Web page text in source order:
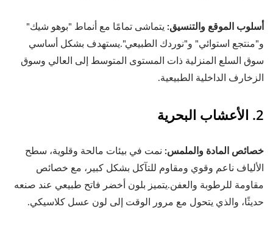
أسلوب الموقع والتنسيق: يتماشى تمامًا مع أنماط "بوهو شيك"
و"منتجع استوائي" و"نوردك الطبيعي".يستهدف بشكل أساسي
سوق السلع المنزلية ذات المستوى المتوسط إلى العالي وسوق
الزخارف الداخلية الطبيعية.
2. الأعشاب البحرية
خصائص المادة والملمس: نمت في بيئات مالحة وقلوية، سطح
الألياف ناعم وقوي ومقاوم للتآكل بشكل كبير، مع خصائص
مقاومة للرطوبة والعفن.يتميز بلون أخضر فاتح طبيعي عند صنعه
حديثًا، والذي يتحول مع مرور الوقت إلى لون عسل كلاسيكي.